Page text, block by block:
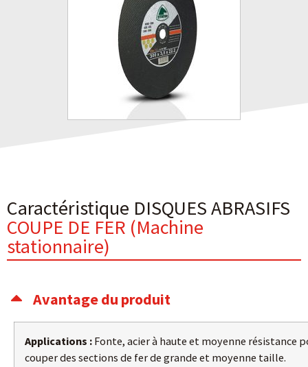
Caractéristique DISQUES ABRASIFS
COUPE DE FER (Machine
stationnaire)
Avantage du produit
Applications : Fonte, acier à haute et moyenne résistance
couper des sections de fer de grande et moyenne taille.